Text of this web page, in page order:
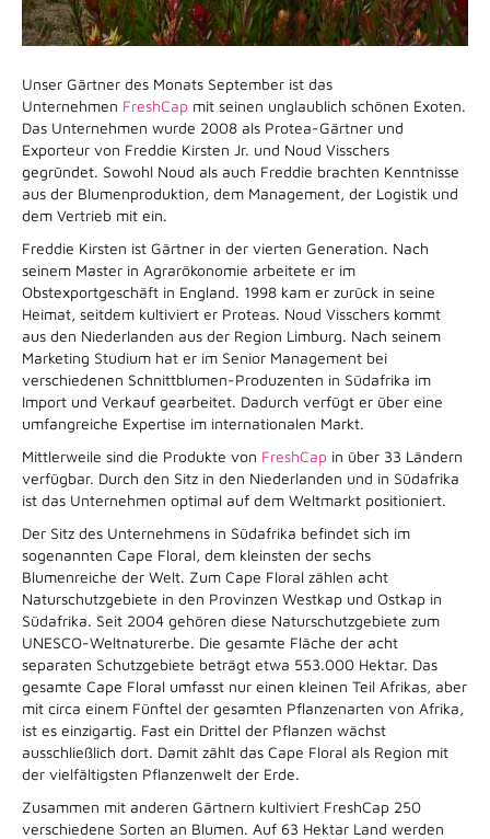
Unser Gärtner des Monats September ist das
Unternehmen FreshCap mit seinen unglaublich schönen Exoten.
Das Unternehmen wurde 2008 als Protea-Gärtner und
Exporteur von Freddie Kirsten Jr. und Noud Visschers
gegründet. Sowohl Noud als auch Freddie brachten Kenntnisse
aus der Blumenproduktion, dem Management, der Logistik und
dem Vertrieb mit ein.
Freddie Kirsten ist Gärtner in der vierten Generation. Nach
seinem Master in Agrarökonomie arbeitete er im
Obstexportgeschäft in England. 1998 kam er zurück in seine
Heimat, seitdem kultiviert er Proteas. Noud Visschers kommt
aus den Niederlanden aus der Region Limburg. Nach seinem
Marketing Studium hat er im Senior Management bei
verschiedenen Schnittblumen-Produzenten in Südafrika im
Import und Verkauf gearbeitet. Dadurch verfügt er über eine
umfangreiche Expertise im internationalen Markt.
Mittlerweile sind die Produkte von FreshCap in über 33 Ländern
verfügbar. Durch den Sitz in den Niederlanden und in Südafrika
ist das Unternehmen optimal auf dem Weltmarkt positioniert.
Der Sitz des Unternehmens in Südafrika befindet sich im
sogenannten Cape Floral, dem kleinsten der sechs
Blumenreiche der Welt. Zum Cape Floral zählen acht
Naturschutzgebiete in den Provinzen Westkap und Ostkap in
Südafrika. Seit 2004 gehören diese Naturschutzgebiete zum
UNESCO-Weltnaturerbe. Die gesamte Fläche der acht
separaten Schutzgebiete beträgt etwa 553.000 Hektar. Das
gesamte Cape Floral umfasst nur einen kleinen Teil Afrikas, aber
mit circa einem Fünftel der gesamten Pflanzenarten von Afrika,
ist es einzigartig. Fast ein Drittel der Pflanzen wächst
ausschließlich dort. Damit zählt das Cape Floral als Region mit
der vielfältigsten Pflanzenwelt der Erde.
Zusammen mit anderen Gärtnern kultiviert FreshCap 250
verschiedene Sorten an Blumen. Auf 63 Hektar Land werden